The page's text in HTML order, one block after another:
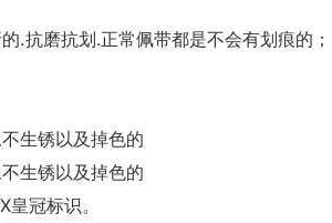
.抗磨抗划.正常佩带都是不会有划痕的；
生锈以及掉色的
生锈以及掉色的
冠标识。